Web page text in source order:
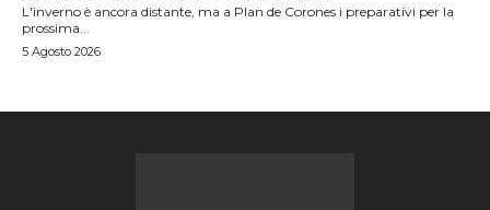
L'inverno è ancora distante, ma a Plan de Corones i preparativi per la
prossima...
5 Agosto 2026